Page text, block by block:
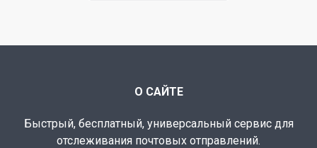
О САЙТЕ
Быстрый, бесплатный, универсальный сервис для
отслеживания почтовых отправлений.